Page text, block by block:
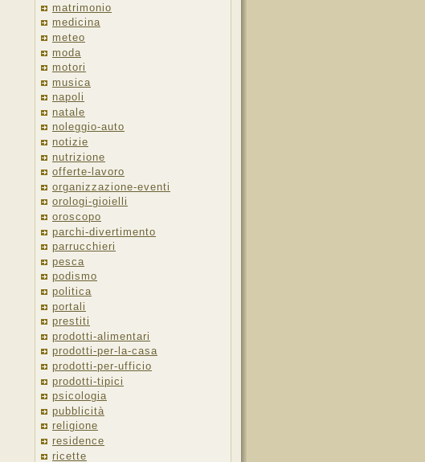
matrimonio
medicina
meteo
moda
motori
musica
napoli
natale
noleggio-auto
notizie
nutrizione
offerte-lavoro
organizzazione-eventi
orologi-gioielli
oroscopo
parchi-divertimento
parrucchieri
pesca
podismo
politica
portali
prestiti
prodotti-alimentari
prodotti-per-la-casa
prodotti-per-ufficio
prodotti-tipici
psicologia
pubblicità
religione
residence
ricette